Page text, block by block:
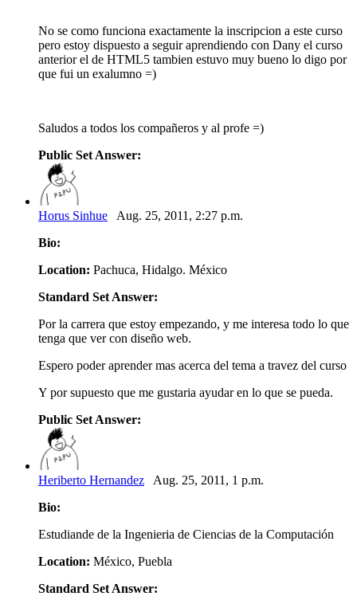
No se como funciona exactamente la inscripcion a este curso
pero estoy dispuesto a seguir aprendiendo con Dany el curso
anterior el de HTML5 tambien estuvo muy bueno lo digo por
que fui un exalumno =)
Saludos a todos los compañeros y al profe =)
Public Set Answer:
Horus Sinhue Aug. 25, 2011, 2:27 p.m.
Bio:
Location: Pachuca, Hidalgo. México
Standard Set Answer:
Por la carrera que estoy empezando, y me interesa todo lo que
tenga que ver con diseño web.
Espero poder aprender mas acerca del tema a travez del curso
Y por supuesto que me gustaria ayudar en lo que se pueda.
Public Set Answer:
Heriberto Hernandez Aug. 25, 2011, 1 p.m.
Bio:
Estudiande de la Ingenieria de Ciencias de la Computación
Location: México, Puebla
Standard Set Answer: